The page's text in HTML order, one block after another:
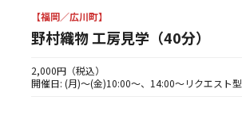
【福岡／広川町】
野村織物 工房見学（40分）
2,000円（税込）
開催日: (月)〜(金)10:00〜、14:00〜リクエスト型